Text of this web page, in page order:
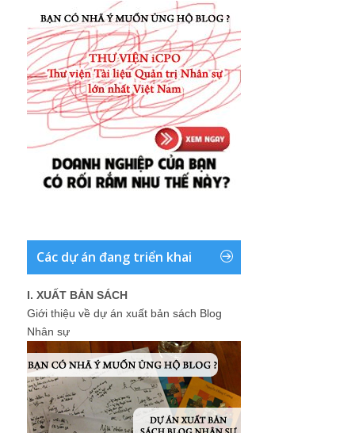
Các dự án đang triển khai
I. XUẤT BẢN SÁCH
Giới thiệu về dự án xuất bản sách Blog
Nhân sự